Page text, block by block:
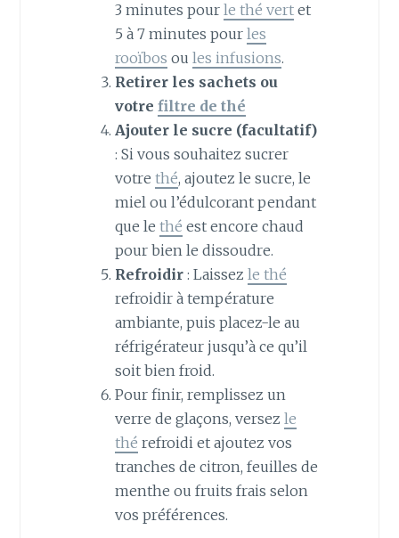
3 minutes pour le thé vertet
5 à 7 minutes pour les
rooïbos ou les infusions.
Retirer les sachets ou
votre filtre de thé
Ajouter le sucre (facultatif)
: Si vous souhaitez sucrer
votre thé, ajoutez le sucre, le
miel ou l’édulcorant pendant
que le thé est encore chaud
pour bien le dissoudre.
Refroidir: Laissez le thé
refroidir à température
ambiante, puis placez-le au
réfrigérateur jusqu’à ce qu’il
soit bien froid.
Pour finir, remplissez un
verre de glaçons, versez le
thé refroidi et ajoutez vos
tranches de citron, feuilles de
menthe ou fruits frais selon
vos préférences.